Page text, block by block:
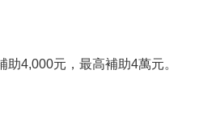
4,000元，最高補助4萬元。